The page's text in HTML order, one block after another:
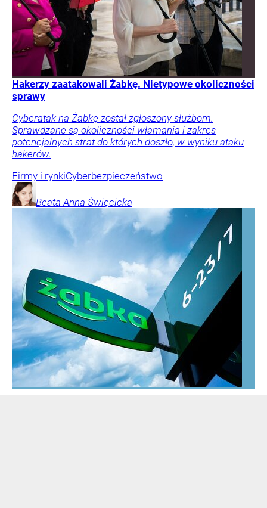
Hakerzy zaatakowali Żabkę. Nietypowe okoliczności
sprawy
Cyberatak na Żabkę został zgłoszony służbom.
Sprawdzane są okoliczności włamania i zakres
potencjalnych strat do których doszło, w wyniku ataku
hakerów.
Firmy i rynkiCyberbezpieczeństwo
Beata Anna Święcicka